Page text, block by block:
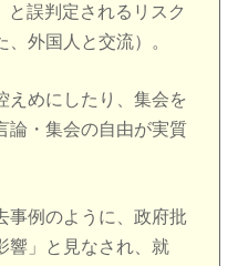
と誤判定されるリスク
、外国人と交流）。
えめにしたり、集会を
論・集会の自由が実質
事例のように、政府批
響」と見なされ、就